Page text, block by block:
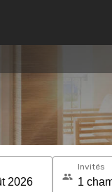
Invités